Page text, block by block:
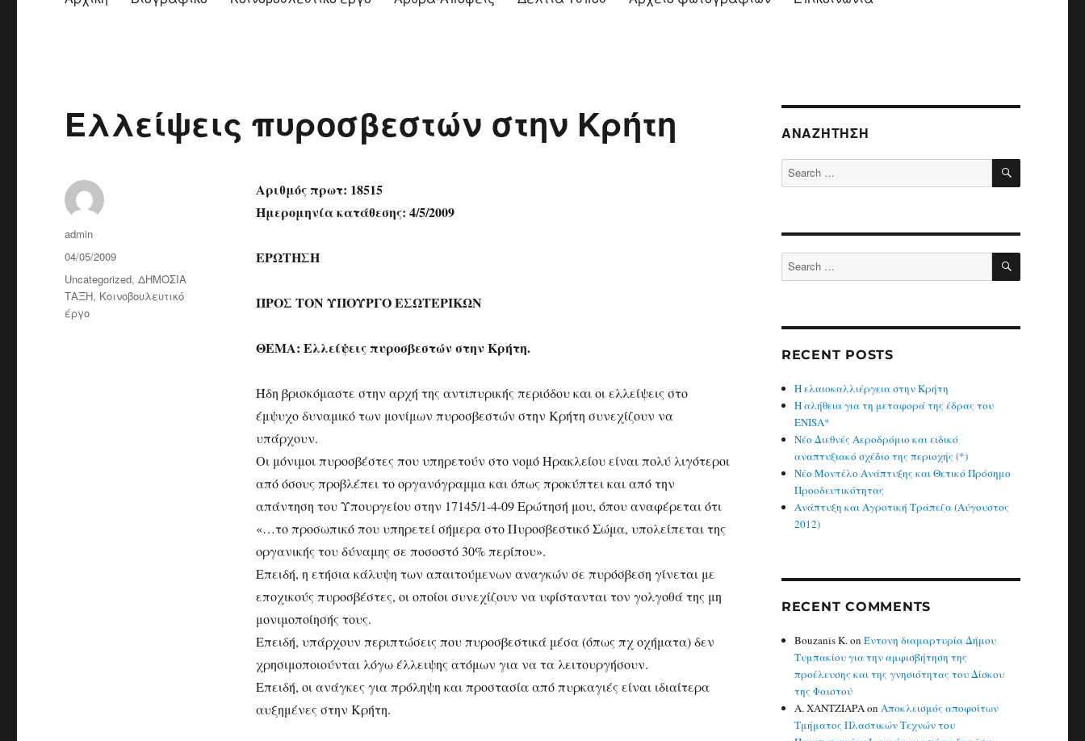
Ελλείψεις πυροσβεστών στην Κρήτη
Αριθμός πρωτ: 18515
Ημερομηνία κατάθεσης: 4/5/2009
ΕΡΩΤΗΣΗ
ΠΡΟΣ ΤΟΝ ΥΠΟΥΡΓΟ ΕΣΩΤΕΡΙΚΩΝ
ΘΕΜΑ: Ελλείψεις πυροσβεστών στην Κρήτη.
Ήδη βρισκόμαστε στην αρχή της αντιπυρικής περιόδου και οι ελλείψεις στο
έμψυχο δυναμικό των μονίμων πυροσβεστών στην Κρήτη συνεχίζουν να
υπάρχουν.
Οι μόνιμοι πυροσβέστες που υπηρετούν στο νομό Ηρακλείου είναι πολύ λιγότεροι
από όσους προβλέπει το οργανόγραμμα και όπως προκύπτει και από την
απάντηση του Υπουργείου στην 17145/1-4-09 Ερώτησή μου, όπου αναφέρεται ότι
«…το προσωπικό που υπηρετεί σήμερα στο Πυροσβεστικό Σώμα, υπολείπεται της
οργανικής του δύναμης σε ποσοστό 30% περίπου».
Επειδή, η ετήσια κάλυψη των απαιτούμενων αναγκών σε πυρόσβεση γίνεται με
εποχικούς πυροσβέστες, οι οποίοι συνεχίζουν να υφίστανται τον γολγοθά της μη
μονιμοποίησής τους.
Επειδή, υπάρχουν περιπτώσεις που πυροσβεστικά μέσα (όπως πχ οχήματα) δεν
χρησιμοποιούνται λόγω έλλειψης ατόμων για να τα λειτουργήσουν.
Επειδή, οι ανάγκες για πρόληψη και προστασία από πυρκαγιές είναι ιδιαίτερα
αυξημένες στην Κρήτη.
Author
admin
Posted
on
04/05/2009
Categories
Uncategorized,ΔΗΜΟΣΙΑ
ΤΑΞΗ, Κοινοβουλευτικό
έργο
ΑΝΑΖΉΤΗΣΗ
Search
for:
SEARCH
Search
for:
SEARCH
RECENT POSTS
Η ελαιοκαλλιέργεια στην Κρήτη
Η αλήθεια για τη μεταφορά της έδρας του
ENISA*
Νέο Διεθνές Αεροδρόμιο και ειδικό
αναπτυξιακό σχέδιο της περιοχής (*)
Νέο Μοντέλο Ανάπτυξης και Θετικό Πρόσημο
Προοδευτικότητας
Ανάπτυξη και Αγροτική Τράπεζα (Αύγουστος
2012)
RECENT COMMENTS
Bouzanis K.onΈντονη διαμαρτυρία Δήμου
Τυμπακίου για την αμφισβήτηση της
προέλευσης και της γνησιότητας του Δίσκου
της Φαιστού
Α. ΧΑΝΤΖΙΑΡΑonΑποκλεισμός αποφοίτων
Τμήματος Πλαστικών Τεχνών του